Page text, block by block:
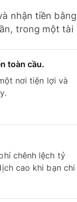
nhận tiền bằng
trong một tài
toàn cầu.
nơi tiện lợi và
chênh lệch tỷ
cao khi bạn chi